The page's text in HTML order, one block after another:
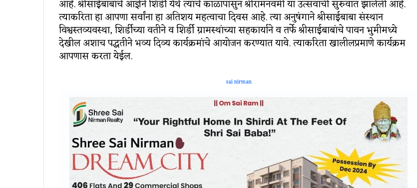
आहे. श्रीसाईबाबांचे आज्ञेने शिर्डी येथे त्यांचे काळापासुन श्रीरामनवमी या उत्सवाची सुरुवात झालेली आहे.
त्याकरिता हा आपणा सर्वांना हा अतिशय महत्वाचा दिवस आहे. त्या अनुषंगाने श्रीसाईबाबा संस्थान
विश्वस्तव्यवस्था, शिर्डीच्या वतीने व शिर्डी ग्रामस्थांच्या सहकार्याने व तर्फे श्रीसाईबाबांचे पावन भुमीमध्ये
देखील अशाच पद्धतीने भव्य दिव्य कार्यक्रमांचे आयोजन करण्यात यावे. त्याकरिता खालीलप्रमाणे कार्यक्रम
आपणास करता येईल.
sai nirman